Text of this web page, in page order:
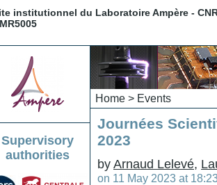
institutionnel du Laboratoire Ampère -
Supervisory
authorities
Home > Events
Journées
2023
by Arnaud Lelevé,
on 11 May 2023 at